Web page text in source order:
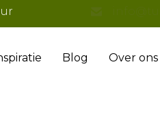
Blog Over ons